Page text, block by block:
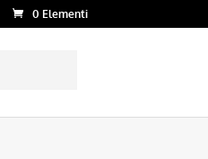
0 Elementi